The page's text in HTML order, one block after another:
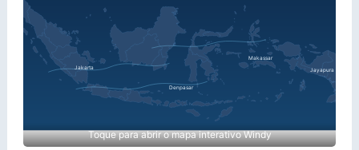
Toque para abrir o mapa interativo Windy